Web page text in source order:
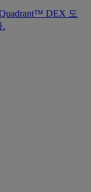
DEX 도
.